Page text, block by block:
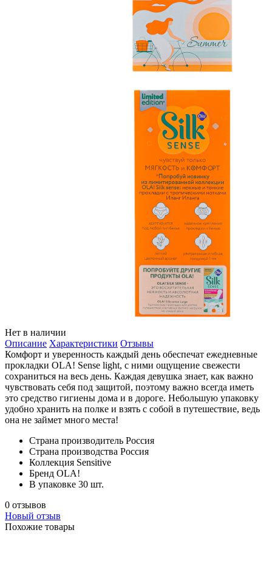
Нет в наличии
Описание Характеристики Отзывы
Комфорт и уверенность каждый день обеспечат ежедневные
прокладки OLA! Sense light, с ними ощущение свежести
сохраниться на весь день. Каждая девушка знает, как важно
чувствовать себя под защитой, поэтому важно всегда иметь
это средство гигиены дома и в дороге. Небольшую упаковку
удобно хранить на полке и взять с собой в путешествие, ведь
она не займет много места!
Страна производитель Россия
Страна производства Россия
Коллекция Sensitive
Бренд OLA!
В упаковке 30 шт.
0 отзывов
Новый отзыв
Похожие товары